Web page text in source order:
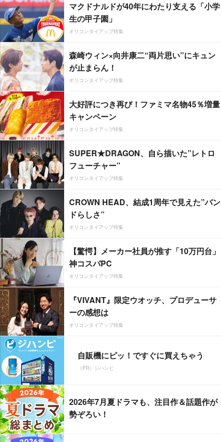
マクドナルドが40年にわたり支える「小学
生の甲子園」
オリコンタイアップ特集
森崎ウィン×向井康二“両片思い”にキュン
が止まらん！
オリコンタイアップ特集
大好評につき再び！ファミマ名物45％増量
キャンペーン
オリコンタイアップ特集
SUPER★DRAGON、自ら描いた”レトロ
フューチャー”
オリコンタイアップ特集
CROWN HEAD、結成1周年で見えた”バン
ドらしさ”
オリコンタイアップ特集
【驚愕】メーカー社員が推す「10万円台」
神コスパPC
オリコンタイアップ特集
『VIVANT』限定ウオッチ、プロデューサ
ーの感想は
オリコンタイアップ特集
自販機にピッ！ですぐに買えちゃう
（PR）ジハンピ
2026年7月夏ドラマも、注目作＆話題作が
勢ぞろい！